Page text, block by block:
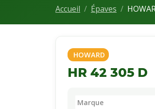
Accueil Épaves
HOWARD
HR 42 305 D
Marque